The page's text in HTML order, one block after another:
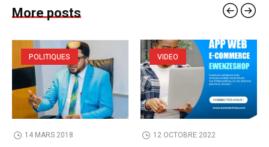
More posts
POLITIQUES
14 MARS 2018
VIDEO
12 OCTOBRE 2022